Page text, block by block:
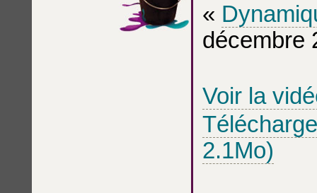
«
décembre
Voir la
2.1Mo)